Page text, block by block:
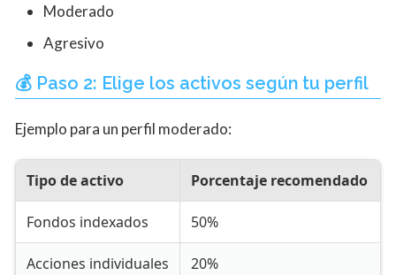
Moderado
Agresivo
💰 Paso 2: Elige los activos según tu perfil
Ejemplo para un perfil moderado:
Tipo de activo Porcentaje recomendado
Fondos indexados 50%
Acciones individuales 20%